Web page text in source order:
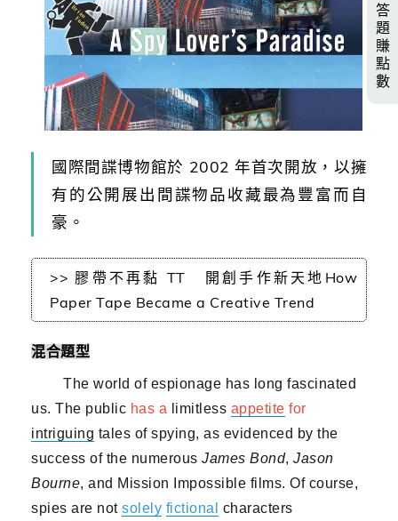
國際間諜博物館於 2002 年首次開放，以擁
有的公開展出間諜物品收藏最為豐富而自
豪。
>> 膠帶不再黏 TT 開創手作新天地How
Paper Tape Became a Creative Trend
混合題型
The world of espionage has long fascinated
us. The public has a limitless appetite for
intriguing tales of spying, as evidenced by the
success of the numerous James Bond, Jason
Bourne, and Mission Impossible films. Of course,
spies are not solely fictional
characters
答
題
賺
點
數